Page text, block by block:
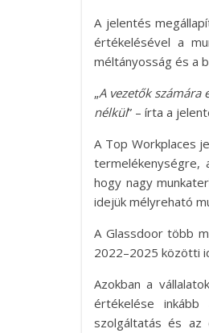
A jelentés
értékelésével a
méltányosság és a
„A vezetők
nélkül” – írta a
A Top Workplaces
termelékenységre,
hogy nagy
idejük mélyreható
A Glassdoor több
2022–2025 közötti
Azokban a
értékelése
szolgáltatás és az